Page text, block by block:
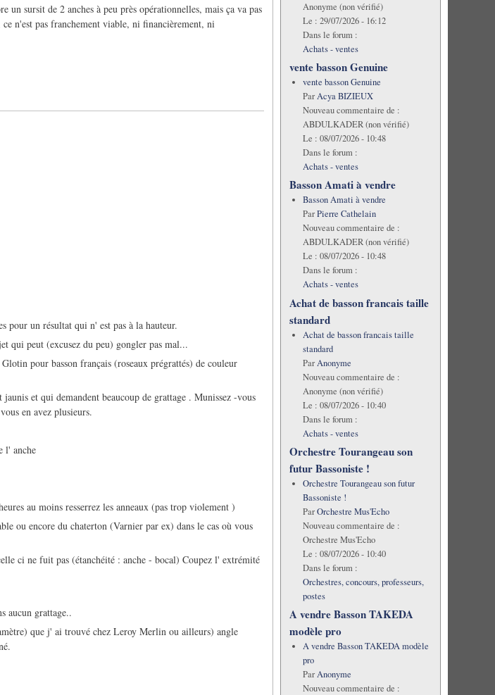
un sursit de 2 anches à peu près opérationnelles, mais ça va pas
n'est pas franchement viable, ni financièrement, ni
pour un résultat qui n' est pas à la hauteur.
qui peut (excusez du peu) gongler pas mal...
pour basson français (roseaux prégrattés) de couleur
et qui demandent beaucoup de grattage . Munissez -vous
en avez plusieurs.
l' anche
au moins resserrez les anneaux (pas trop violement )
ou encore du chaterton (Varnier par ex) dans le cas où vous
ci ne fuit pas (étanchéité : anche - bocal) Coupez l' extrémité
aucun grattage..
que j' ai trouvé chez Leroy Merlin ou ailleurs) angle
Anonyme (non vérifié)
Le : 29/07/2026 - 16:12
Dans le forum :
Achats - ventes
vente basson Genuine
vente basson Genuine
ParAcya BIZIEUX
Nouveau commentaire de :
ABDULKADER (non vérifié)
Le : 08/07/2026 - 10:48
Dans le forum :
Achats - ventes
Basson Amati à vendre
Basson Amati à vendre
ParPierre Cathelain
Nouveau commentaire de :
ABDULKADER (non vérifié)
Le : 08/07/2026 - 10:48
Dans le forum :
Achats - ventes
Achat de basson francais taille
standard
Achat de basson francais taille
standard
ParAnonyme
Nouveau commentaire de :
Anonyme (non vérifié)
Le : 08/07/2026 - 10:40
Dans le forum :
Achats - ventes
Orchestre Tourangeau son
futur Bassoniste !
Orchestre Tourangeau son futur
Bassoniste !
ParOrchestre Mus'Echo
Nouveau commentaire de :
Orchestre Mus'Echo
Le : 08/07/2026 - 10:40
Dans le forum :
Orchestres, concours, professeurs,
postes
A vendre Basson TAKEDA
modèle pro
A vendre Basson TAKEDA modèle
pro
ParAnonyme
Nouveau commentaire de :